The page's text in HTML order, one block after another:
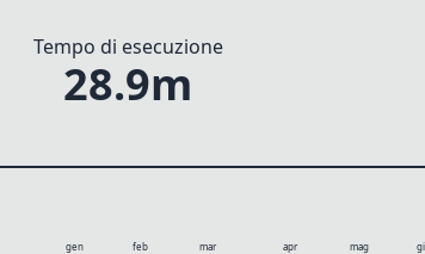
Tempo di esecuzione
28.9m
gen feb mar apr mag